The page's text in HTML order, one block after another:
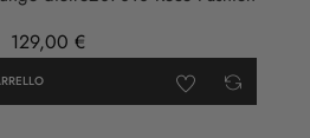
129,00 €